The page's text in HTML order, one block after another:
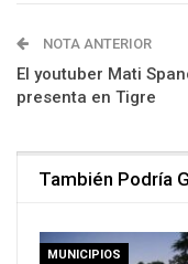
NOTA ANTERIOR
El youtuber Mati
presenta en Tigre
También Podría
MUNICIPIOS